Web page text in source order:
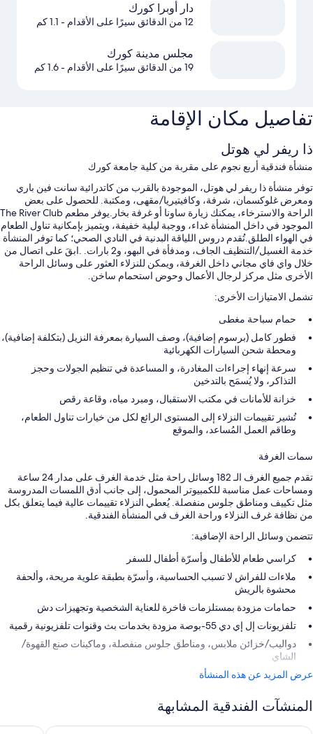
دار أوبرا كورك
12 من الدقائق سيرًا على الأقدام - 1.1 كم
مجلس مدينة كورك
19 من الدقائق سيرًا على الأقدام - 1.6 كم
تفاصيل مكان الإقامة
ذا ريفر لي هوتل
منشأة فندقية أربع نجوم على مقربة من كلية جامعة كورك
توفر منشأة ذا ريفر لي هوتل، الموجودة بالقرب من كاتدرائية سانت فين باري
ومعرض غلوكسمان، شرفة، وكافيتيريا/مقهى، ومكتبة. للحصول على بعض
الراحة والاسترخاء، يمكنك زيارة ساونا أو غرفة بخار.يوفر مطعم The River Club
الموجود في داخل المنشأة غداء، ووجبة ليلية خفيفة، ويتميز بإمكانية تناول الطعام
في الهواء الطلق.تُقدم دروس اللياقة البدنية في النادي الصحي؛ كما توفر المنشأة
خدمة الغسيل/التنظيف الجاف، ومدفأة في البهو، و2 بارات. .ابقَ على اتصال من
خلال واي فاي مجاني داخل الغرفة، ويمكن للنزلاء العثور على وسائل الراحة
الأخرى مثل مركز لرجال الأعمال وحوض استحمام ساخن.
تشمل الامتيازات الأخرى:
حمام سباحة مغطى
فطور كامل (برسوم إضافية)، وصف السيارة بمعرفة النزيل (بتكلفة إضافية)،
ومحطة شحن السيارات الكهربائية
سرعة إنهاء إجراءات المغادرة، و المساعدة في تنظيم الجولات وحجز
التذاكر، ولا يُسمَح بالتدخين
خزانة للأمانات في مكتب الاستقبال، ومبرد مياه، وقاعة رقص
تُشير تقييمات النزلاء إلى المستوى الرائع لكل من خيارات تناول الطعام،
وطاقم العمل المُساعد، والموقع
سمات الغرفة
تقدم جميع الغرف الـ 182 وسائل راحة مثل خدمة الغرف على مدار 24 ساعة
ومساحات عمل مناسبة للكمبيوتر المحمول، إلى جانب أدق اللمسات المدروسة
مثل تكييف ومناطق جلوس منفصلة. يُعطي النزلاء تقييمات عالية فيما يتعلق بكل
من نظافة غرف النزلاء وراحة الغرف في المنشأة الفندقية.
تتضمن وسائل الراحة الإضافية:
كراسي طعام للأطفال وأسرّة أطفال للسفر
ملاءات للفراش لا تسبب الحساسية، وأسرّة بطبقة علوية مريحة، وألحفة
محشوة بالريش
حمامات مزودة بمستلزمات فاخرة للعناية الشخصية وتجهيزات دش
تلفزيونات إل إي دي 55-بوصة مزودة بخدمات بث وقنوات تلفزيونية رقمية
دواليب/خزائن ملابس، ومناطق جلوس منفصلة، وماكينات صنع القهوة/
الشاي
عرض المزيد عن هذه المنشأة
المنشآت الفندقية المشابهة